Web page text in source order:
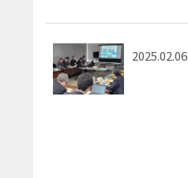
2025.02.06